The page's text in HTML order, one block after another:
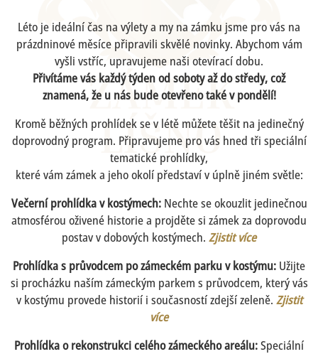
Léto je ideální čas na výlety a my na zámku jsme pro vás na
prázdninové měsíce připravili skvělé novinky. Abychom vám
vyšli vstříc, upravujeme naši otevírací dobu.
Přivítáme vás každý týden od soboty až do středy, což
znamená, že u nás bude otevřeno také v pondělí!
Kromě běžných prohlídek se v létě můžete těšit na jedinečný
doprovodný program. Připravujeme pro vás hned tři speciální
tematické prohlídky,
které vám zámek a jeho okolí představí v úplně jiném světle:
Večerní prohlídka v kostýmech:Nechte se okouzlit jedinečnou
atmosférou oživené historie a projděte si zámek za doprovodu
postav v dobových kostýmech. Zjistit více
Prohlídka s průvodcem po zámeckém parku v kostýmu: Užijte
si procházku naším zámeckým parkem s průvodcem, který vás
v kostýmu provede historií i současností zdejší zeleně. Zjistit
více
Prohlídka o rekonstrukci celého zámeckého areálu:Speciální